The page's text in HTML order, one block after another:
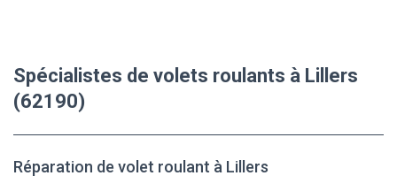
Spécialistes de volets roulants à Lillers
(62190)
Réparation de volet roulant à Lillers